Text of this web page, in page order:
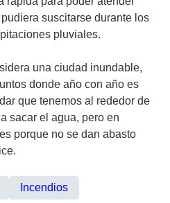
suscitarse durante los
pluviales.
una ciudad inundable,
donde año con año es
que tenemos al rededor de
sacar el agua, pero en
porque no se dan abasto
Incendios